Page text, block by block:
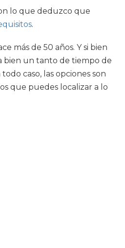
lo que deduzco que
.
más de 50 años. Y si bien
bien un tanto de tiempo de
caso, las opciones son
que puedes localizar a lo